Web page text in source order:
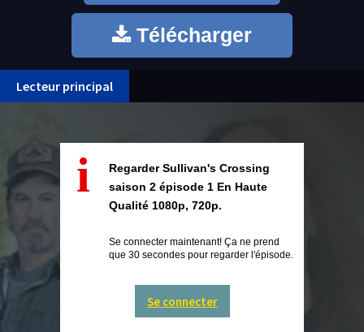
Télécharger
Lecteur principal
i
Regarder Sullivan's Crossing
saison 2 épisode 1 En Haute
Qualité 1080p, 720p.
Se connecter maintenant! Ça ne prend
que 30 secondes pour regarder l'épisode.
Se connecter